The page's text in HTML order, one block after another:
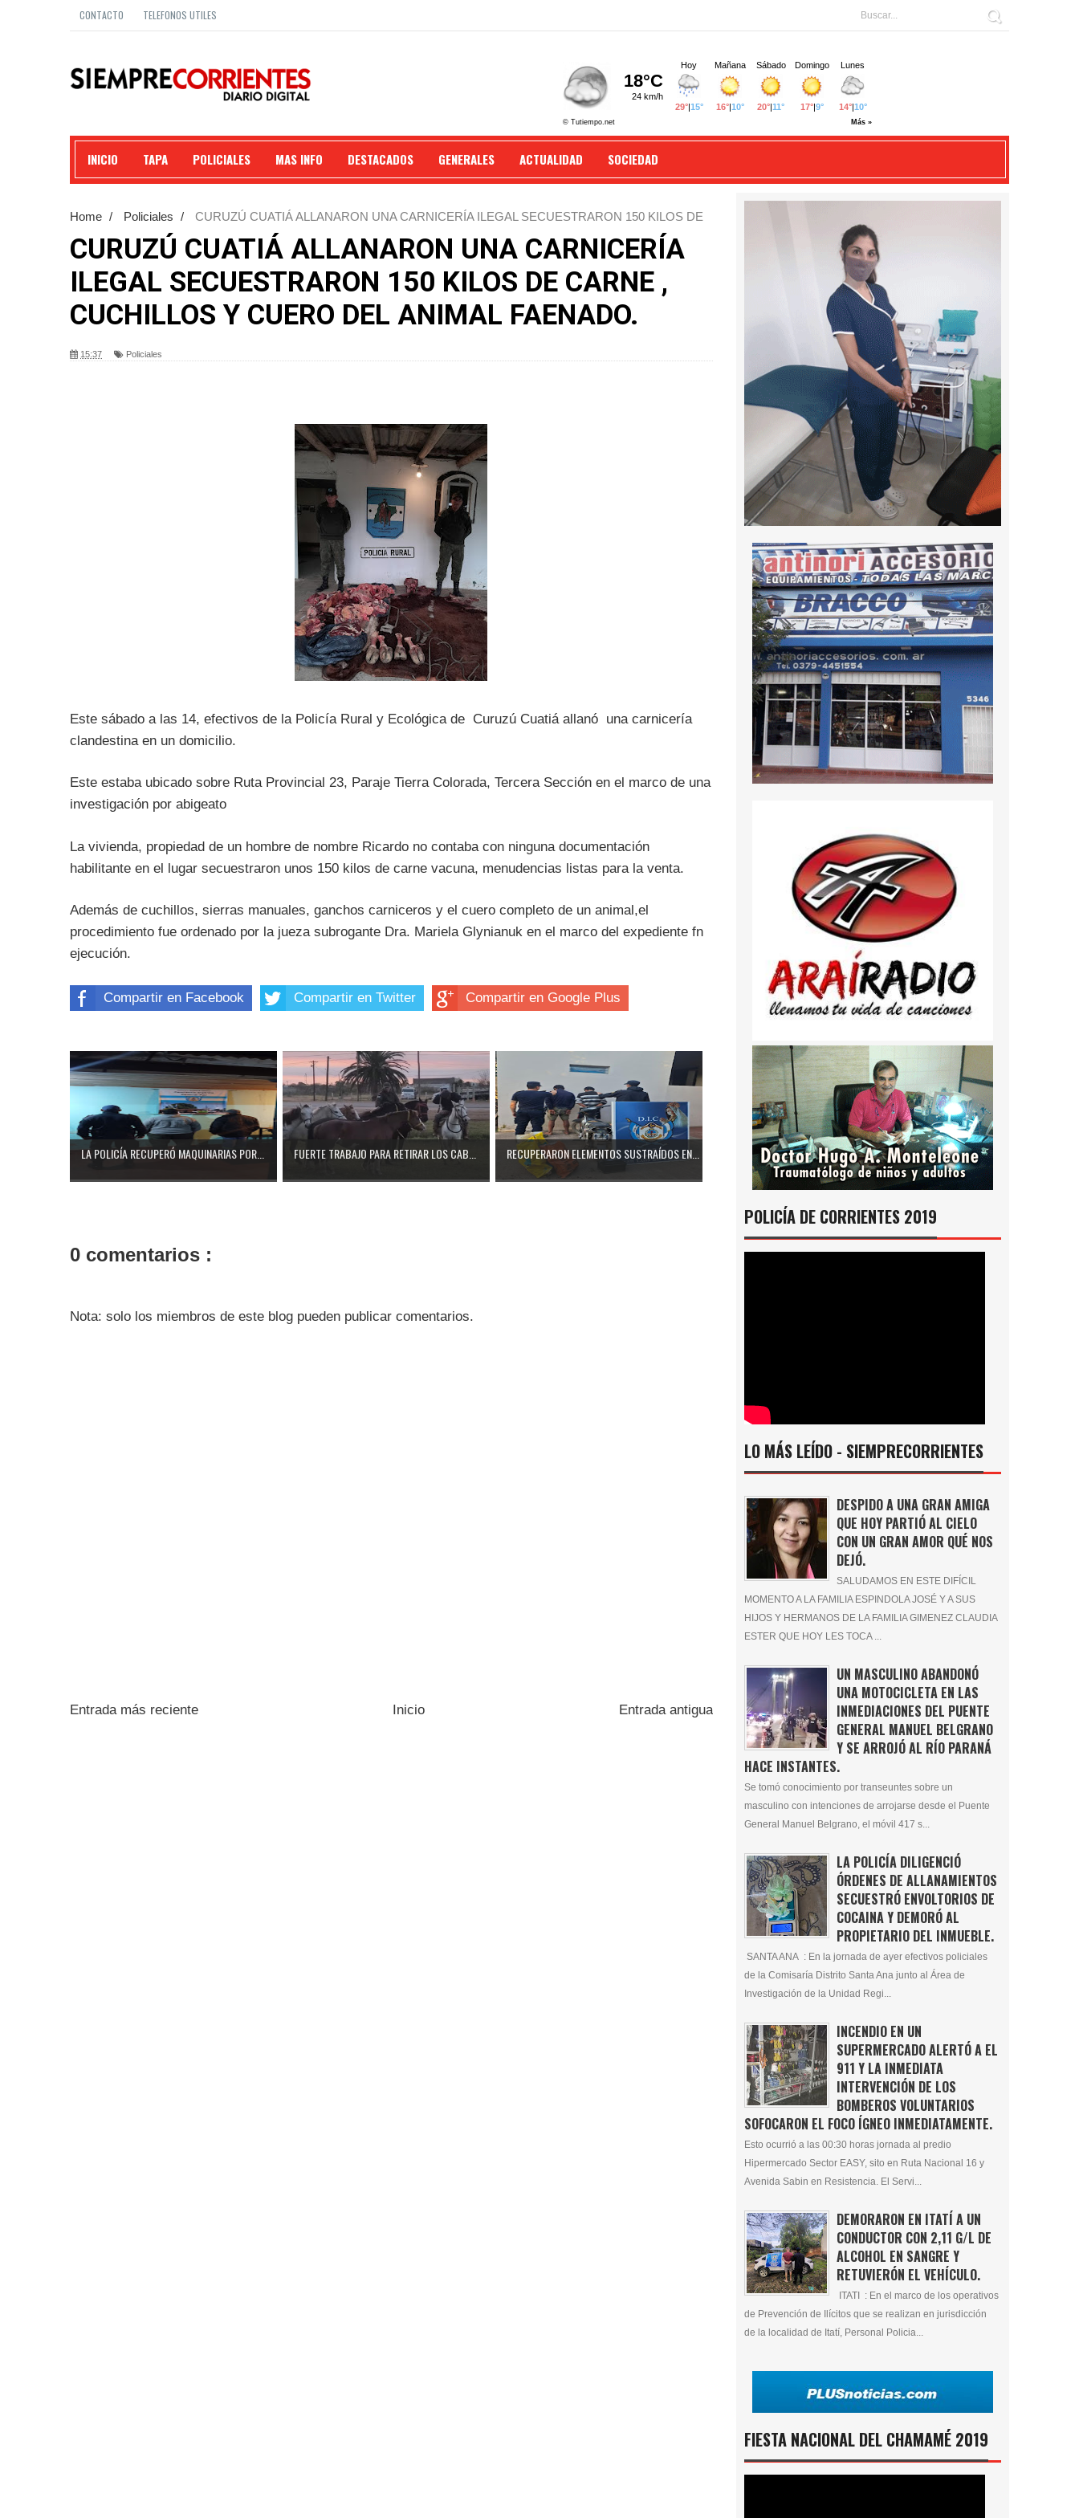
CONTACTO TELEFONOS UTILES
INICIO TAPA POLICIALES MAS INFO DESTACADOS GENERALES ACTUALIDAD SOCIEDAD
Home / Policiales /
CURUZÚ CUATIÁ ALLANARON UNA CARNICERÍA ILEGAL SECUESTRARON 150 KILOS DE
CARNE , CUCHILLOS Y CUERO DEL ANIMAL FAENADO.
CURUZÚ CUATIÁ ALLANARON UNA CARNICERÍA
ILEGAL SECUESTRARON 150 KILOS DE CARNE ,
CUCHILLOS Y CUERO DEL ANIMAL FAENADO.
15:37 Policiales
Este sábado a las 14, efectivos de la Policía Rural y Ecológica de Curuzú Cuatiá allanó una carnicería
clandestina en un domicilio.
Este estaba ubicado sobre Ruta Provincial 23, Paraje Tierra Colorada, Tercera Sección en el marco de una
investigación por abigeato
La vivienda, propiedad de un hombre de nombre Ricardo no contaba con ninguna documentación
habilitante en el lugar secuestraron unos 150 kilos de carne vacuna, menudencias listas para la venta.
Además de cuchillos, sierras manuales, ganchos carniceros y el cuero completo de un animal,el
procedimiento fue ordenado por la jueza subrogante Dra. Mariela Glynianuk en el marco del expediente fn
ejecución.
Compartir en Facebook Compartir en Twitter Compartir en Google Plus
LA POLICÍA RECUPERÓ MAQUINARIAS POR... FUERTE TRABAJO PARA RETIRAR LOS CAB... RECUPERARON ELEMENTOS SUSTRAÍDOS EN...
0 comentarios :
Nota: solo los miembros de este blog pueden publicar comentarios.
Entrada más reciente Entrada antigua
Inicio
POLICÍA DE CORRIENTES 2019
LO MÁS LEÍDO - SIEMPRECORRIENTES
DESPIDO A UNA GRAN AMIGA
QUE HOY PARTIÓ AL CIELO
CON UN GRAN AMOR QUÉ NOS
DEJÓ.
SALUDAMOS EN ESTE DIFÍCIL
MOMENTO A LA FAMILIA ESPINDOLA JOSÉ Y A SUS
HIJOS Y HERMANOS DE LA FAMILIA GIMENEZ CLAUDIA
ESTER QUE HOY LES TOCA ...
UN MASCULINO ABANDONÓ
UNA MOTOCICLETA EN LAS
INMEDIACIONES DEL PUENTE
GENERAL MANUEL BELGRANO
Y SE ARROJÓ AL RÍO PARANÁ
HACE INSTANTES.
Se tomó conocimiento por transeuntes sobre un
masculino con intenciones de arrojarse desde el Puente
General Manuel Belgrano, el móvil 417 s...
LA POLICÍA DILIGENCIÓ
ÓRDENES DE ALLANAMIENTOS
SECUESTRÓ ENVOLTORIOS DE
COCAINA Y DEMORÓ AL
PROPIETARIO DEL INMUEBLE.
SANTA ANA : En la jornada de ayer efectivos policiales
de la Comisaría Distrito Santa Ana junto al Área de
Investigación de la Unidad Regi...
INCENDIO EN UN
SUPERMERCADO ALERTÓ A EL
911 Y LA INMEDIATA
INTERVENCIÓN DE LOS
BOMBEROS VOLUNTARIOS
SOFOCARON EL FOCO ÍGNEO INMEDIATAMENTE.
Esto ocurrió a las 00:30 horas jornada al predio
Hipermercado Sector EASY, sito en Ruta Nacional 16 y
Avenida Sabin en Resistencia. El Servi...
DEMORARON EN ITATÍ A UN
CONDUCTOR CON 2,11 G/L DE
ALCOHOL EN SANGRE Y
RETUVIERÓN EL VEHÍCULO.
ITATI : En el marco de los operativos
de Prevención de Ilícitos que se realizan en jurisdicción
de la localidad de Itatí, Personal Policia...
FIESTA NACIONAL DEL CHAMAMÉ 2019